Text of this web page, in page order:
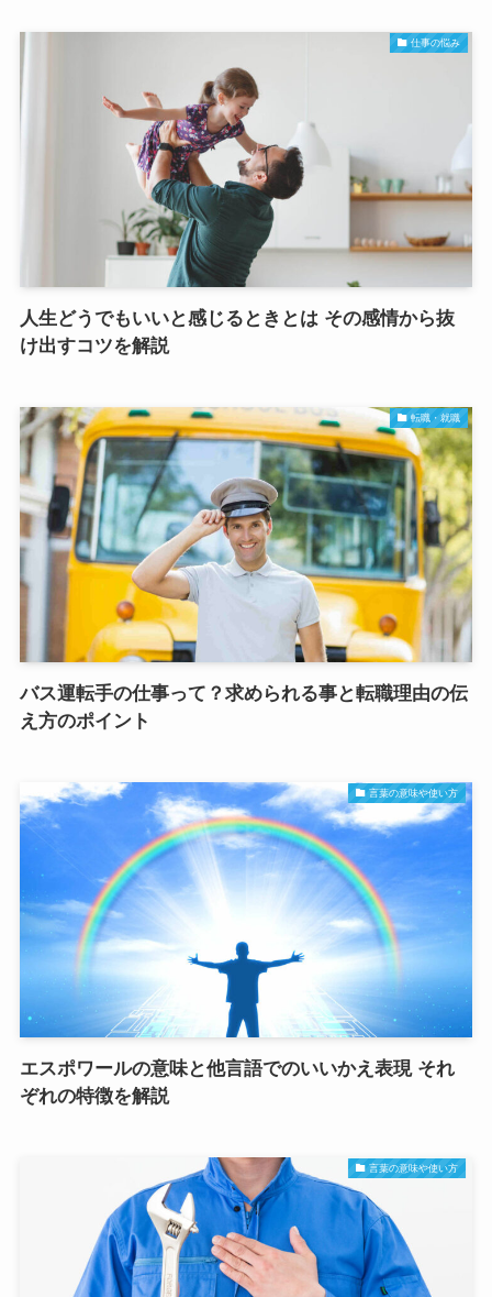
仕事の悩み
人生どうでもいいと感じるときとは その感情から抜
け出すコツを解説
転職・就職
バス運転手の仕事って？求められる事と転職理由の伝
え方のポイント
言葉の意味や使い方
エスポワールの意味と他言語でのいいかえ表現 それ
ぞれの特徴を解説
言葉の意味や使い方